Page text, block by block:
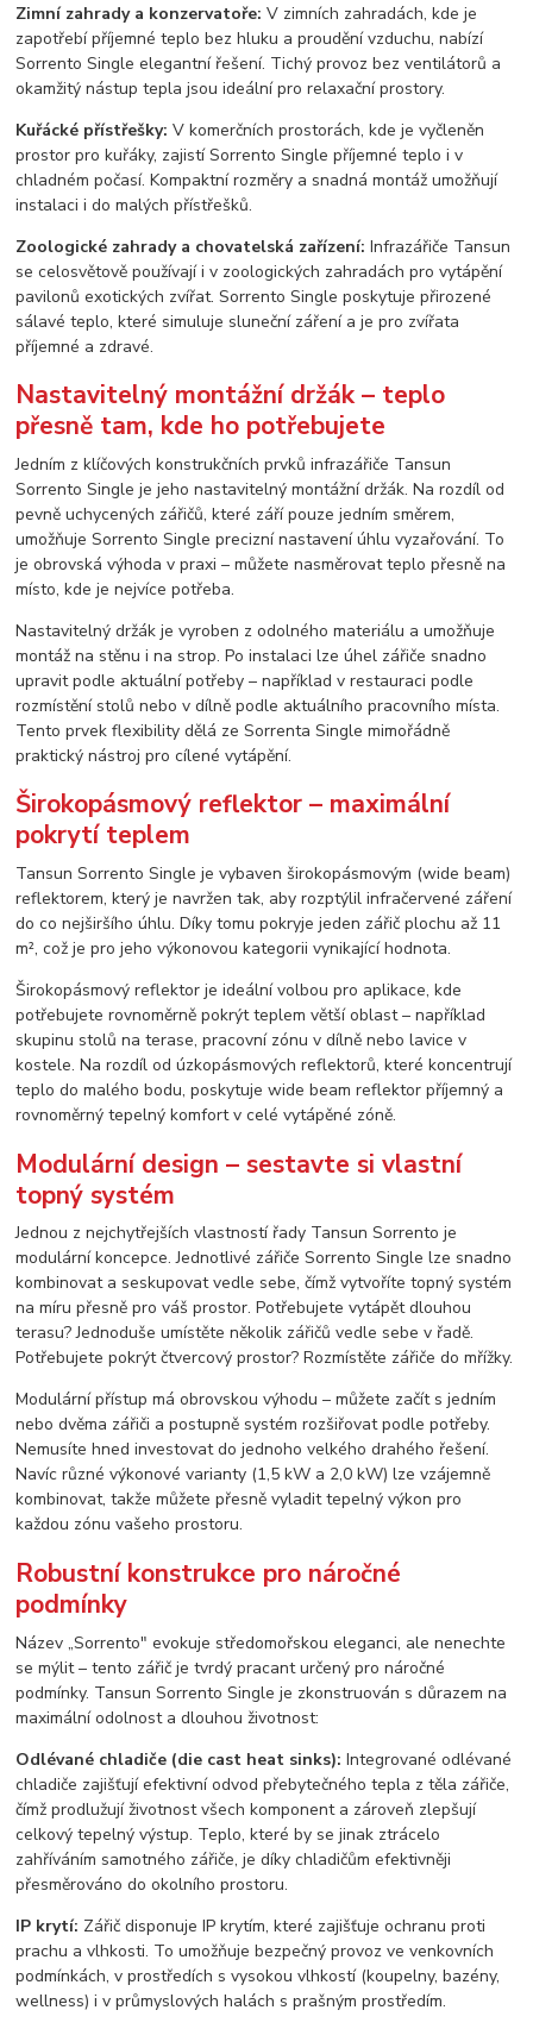
Zimní zahrady a konzervatoře: V zimních zahradách, kde je
zapotřebí příjemné teplo bez hluku a proudění vzduchu, nabízí
Sorrento Single elegantní řešení. Tichý provoz bez ventilátorů a
okamžitý nástup tepla jsou ideální pro relaxační prostory.
Kuřácké přístřešky: V komerčních prostorách, kde je vyčleněn
prostor pro kuřáky, zajistí Sorrento Single příjemné teplo i v
chladném počasí. Kompaktní rozměry a snadná montáž umožňují
instalaci i do malých přístřešků.
Zoologické zahrady a chovatelská zařízení: Infrazářiče Tansun
se celosvětově používají i v zoologických zahradách pro vytápění
pavilonů exotických zvířat. Sorrento Single poskytuje přirozené
sálavé teplo, které simuluje sluneční záření a je pro zvířata
příjemné a zdravé.
Nastavitelný montážní držák – teplo
přesně tam, kde ho potřebujete
Jedním z klíčových konstrukčních prvků infrazářiče Tansun
Sorrento Single je jeho nastavitelný montážní držák. Na rozdíl od
pevně uchycených zářičů, které září pouze jedním směrem,
umožňuje Sorrento Single precizní nastavení úhlu vyzařování. To
je obrovská výhoda v praxi – můžete nasměrovat teplo přesně na
místo, kde je nejvíce potřeba.
Nastavitelný držák je vyroben z odolného materiálu a umožňuje
montáž na stěnu i na strop. Po instalaci lze úhel zářiče snadno
upravit podle aktuální potřeby – například v restauraci podle
rozmístění stolů nebo v dílně podle aktuálního pracovního místa.
Tento prvek flexibility dělá ze Sorrenta Single mimořádně
praktický nástroj pro cílené vytápění.
Širokopásmový reflektor – maximální
pokrytí teplem
Tansun Sorrento Single je vybaven širokopásmovým (wide beam)
reflektorem, který je navržen tak, aby rozptýlil infračervené záření
do co nejširšího úhlu. Díky tomu pokryje jeden zářič plochu až 11
m², což je pro jeho výkonovou kategorii vynikající hodnota.
Širokopásmový reflektor je ideální volbou pro aplikace, kde
potřebujete rovnoměrně pokrýt teplem větší oblast – například
skupinu stolů na terase, pracovní zónu v dílně nebo lavice v
kostele. Na rozdíl od úzkopásmových reflektorů, které koncentrují
teplo do malého bodu, poskytuje wide beam reflektor příjemný a
rovnoměrný tepelný komfort v celé vytápěné zóně.
Modulární design – sestavte si vlastní
topný systém
Jednou z nejchytřejších vlastností řady Tansun Sorrento je
modulární koncepce. Jednotlivé zářiče Sorrento Single lze snadno
kombinovat a seskupovat vedle sebe, čímž vytvoříte topný systém
na míru přesně pro váš prostor. Potřebujete vytápět dlouhou
terasu? Jednoduše umístěte několik zářičů vedle sebe v řadě.
Potřebujete pokrýt čtvercový prostor? Rozmístěte zářiče do mřížky.
Modulární přístup má obrovskou výhodu – můžete začít s jedním
nebo dvěma zářiči a postupně systém rozšiřovat podle potřeby.
Nemusíte hned investovat do jednoho velkého drahého řešení.
Navíc různé výkonové varianty (1,5 kW a 2,0 kW) lze vzájemně
kombinovat, takže můžete přesně vyladit tepelný výkon pro
každou zónu vašeho prostoru.
Robustní konstrukce pro náročné
podmínky
Název „Sorrento" evokuje středomořskou eleganci, ale nenechte
se mýlit – tento zářič je tvrdý pracant určený pro náročné
podmínky. Tansun Sorrento Single je zkonstruován s důrazem na
maximální odolnost a dlouhou životnost:
Odlévané chladiče (die cast heat sinks): Integrované odlévané
chladiče zajišťují efektivní odvod přebytečného tepla z těla zářiče,
čímž prodlužují životnost všech komponent a zároveň zlepšují
celkový tepelný výstup. Teplo, které by se jinak ztrácelo
zahříváním samotného zářiče, je díky chladičům efektivněji
přesměrováno do okolního prostoru.
IP krytí: Zářič disponuje IP krytím, které zajišťuje ochranu proti
prachu a vlhkosti. To umožňuje bezpečný provoz ve venkovních
podmínkách, v prostředích s vysokou vlhkostí (koupelny, bazény,
wellness) i v průmyslových halách s prašným prostředím.